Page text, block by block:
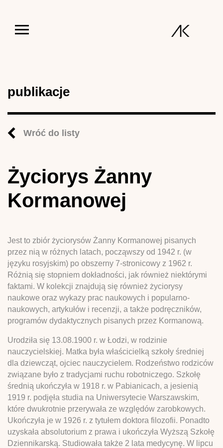
publikacje
Wróć do listy
Życiorys Żanny
Kormanowej
Jest to zbiór życiorysów Żanny Kormanowej pisanych
przez nią w różnych latach, począwszy od 1942 r. (w
języku rosyjskim) po obszerny 7-stronicowy z 1962 r.
Różnią się stopniem dokładności, jak również niektórymi
faktami. W kolekcji znajdują się również życiorysy
naukowe oraz wykazy prac naukowych i popularno-
naukowych, artykułów i recenzji, a także podręczników,
programów dydaktycznych pisanych przez Kormanową.
Urodziła się 13.08.1900 r. w Łodzi, w rodzinie
nauczycielskiej. Matka była właścicielką szkoły średniej
dla dziewcząt, ojciec nauczycielem. Rodzeństwo rodziców
związane było z tradycjami ruchu robotniczego. Szkołę
średnią ukończyła w 1918 r. w Pabianicach, a jesienią
1919 r. podjęła studia na Uniwersytecie Warszawskim,
które dwukrotnie przerywała ze względów zarobkowych.
Ukończyła je w 1926 r. z tytułem doktora filozofii. Ponadto
uzyskała absolutorium z prawa i ukończyła Wyższą Szkołę
Dziennikarską. Studiowała także 2 lata medycynę. W lipcu